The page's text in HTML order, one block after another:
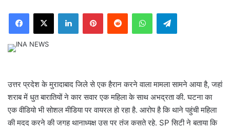
d
m
a
i
l
उत्तर प्रदेश के मुरादाबाद जिले से एक हैरान करने वाला मामला सामने आया है, जहां
शराब में धुत बारातियों ने कार सवार एक महिला के साथ अभद्रता की. घटना का
एक वीडियो भी सोशल मीडिया पर वायरल हो रहा है. आरोप है कि थाने पहुंची महिला
की मदद करने की जगह थानाध्यक्ष उस पर तंज कसते रहे. SP सिटी ने बताया कि